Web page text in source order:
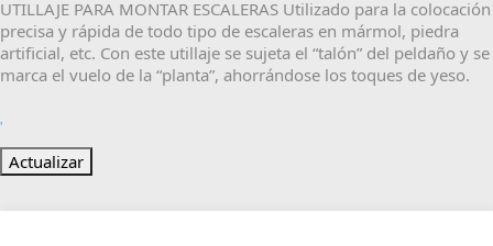
UTILLAJE PARA MONTAR ESCALERAS Utilizado para la colocación
precisa y rápida de todo tipo de escaleras en mármol, piedra
artificial, etc. Con este utillaje se sujeta el “talón” del peldaño y se
marca el vuelo de la “planta”, ahorrándose los toques de yeso.